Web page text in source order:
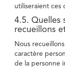
utiliseraient ces
4.5. Quelles
recueillons
Nous
caractère
de la personne